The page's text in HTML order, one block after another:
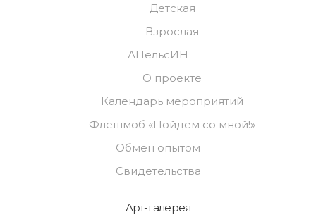
Детская
Взрослая
АПельсИН
О проекте
Календарь мероприятий
Флешмоб «Пойдём со мной!»
Обмен опытом
Свидетельства
Арт-галерея